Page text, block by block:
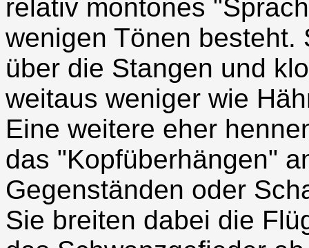
relativ montones
wenigen Tönen besteht.
über die Stangen und
weitaus weniger wie
Eine weitere eher
das "Kopfüberhängen"
Gegenständen oder
Sie breiten dabei die